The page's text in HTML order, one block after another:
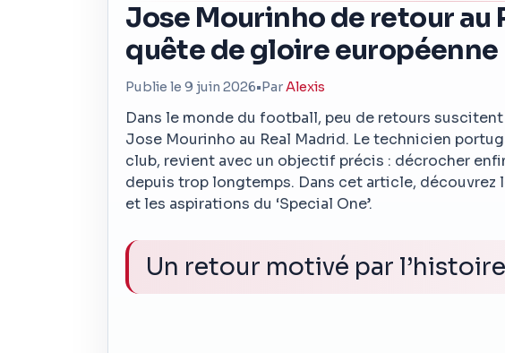
Jose Mourinho de retour au
quête de gloire européenne
Publie le 9 juin 2026•ParAlexis
Dans le monde du football, peu de retours
Jose Mourinho au Real Madrid. Le technicien
club, revient avec un objectif précis : décrocher
depuis trop longtemps. Dans cet article,
et les aspirations du ‘Special One’.
Un retour motivé par